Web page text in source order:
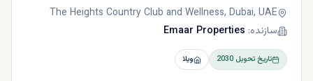
The Heights Country Club and Wellness, Dubai, UAE
سازنده: Emaar Properties
تاریخ تحویل2030 ویلا